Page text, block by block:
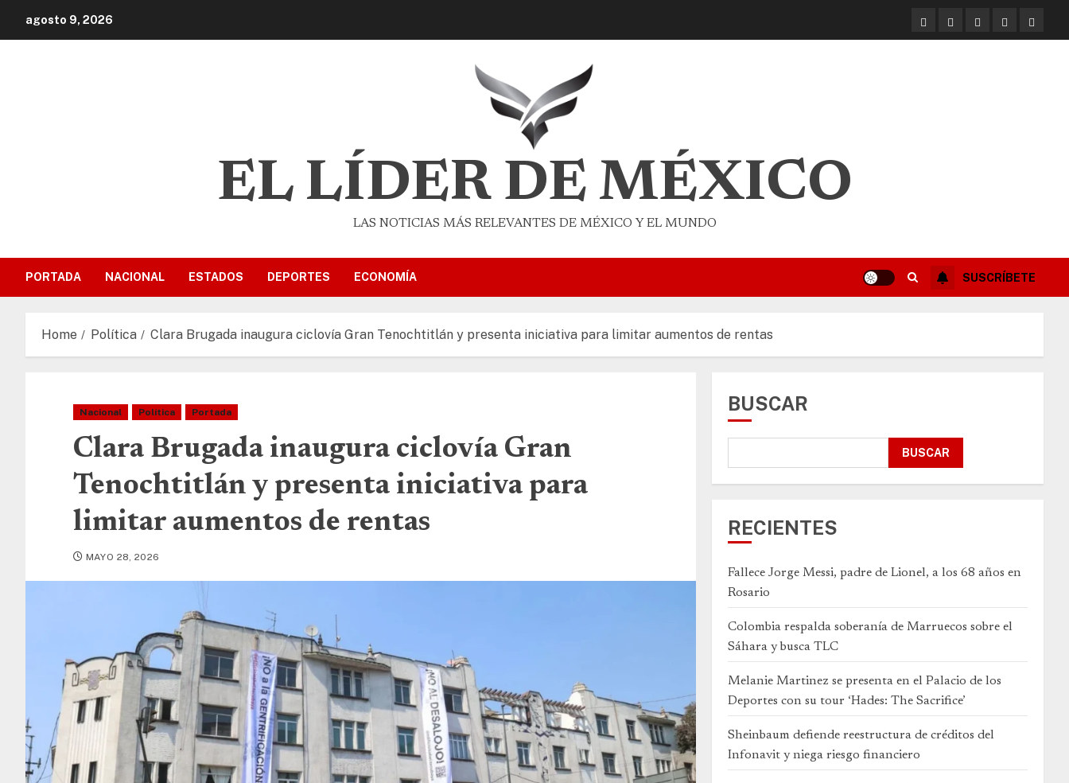
agosto 9, 2026
EL LÍDER DE MÉXICO
LAS NOTICIAS MÁS RELEVANTES DE MÉXICO Y EL MUNDO
PORTADA NACIONAL ESTADOS DEPORTES ECONOMÍA SUSCRÍBETE
Home Política Clara Brugada inaugura ciclovía Gran Tenochtitlán y presenta iniciativa para limitar aumentos de rentas
Nacional Política Portada
Clara Brugada inaugura ciclovía Gran
Tenochtitlán y presenta iniciativa para
limitar aumentos de rentas
MAYO 28, 2026
BUSCAR
BUSCAR
RECIENTES
Fallece Jorge Messi, padre de Lionel, a los 68 años en
Rosario
Colombia respalda soberanía de Marruecos sobre el
Sáhara y busca TLC
Melanie Martinez se presenta en el Palacio de los
Deportes con su tour ‘Hades: The Sacrifice’
Sheinbaum defiende reestructura de créditos del
Infonavit y niega riesgo financiero